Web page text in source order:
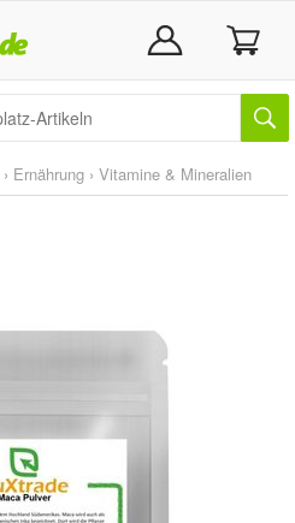
› Ernährung › Vitamine & Mineralien